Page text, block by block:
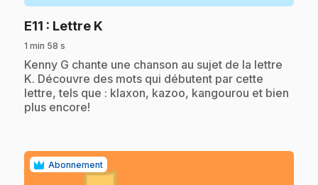
E11 : Lettre K
1 min 58 s
.Kenny G chante une chanson au sujet de la lettre
K. Découvre des mots qui débutent par cette
lettre, tels que : klaxon, kazoo, kangourou et bien
plus encore!
Abonnement